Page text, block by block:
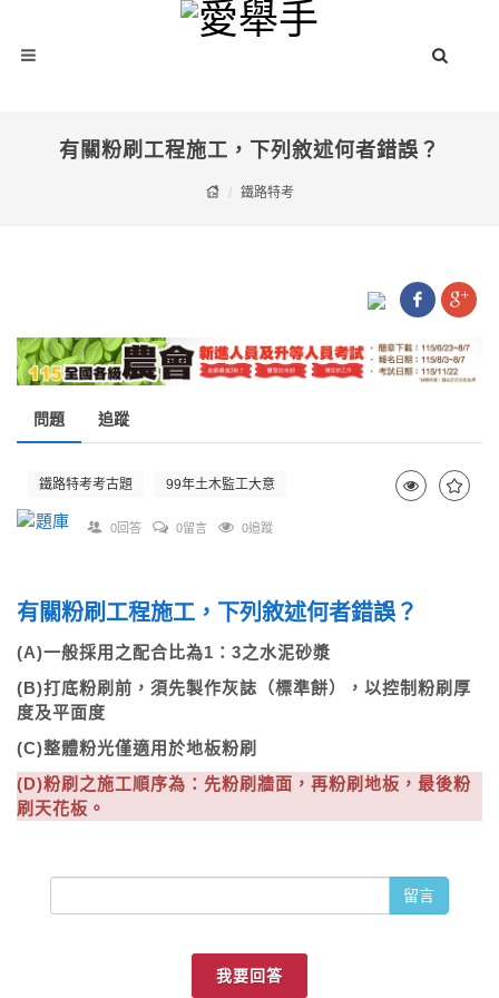
有關粉刷工程施工，下列敘述何者錯誤？
鐵路特考
問題 追蹤
鐵路特考考古題 99年土木監工大意
0回答 0留言 0追蹤
有關粉刷工程施工，下列敘述何者錯誤？
(A)一般採用之配合比為1：3之水泥砂漿
(B)打底粉刷前，須先製作灰誌（標準餅），以控制粉刷厚
度及平面度
(C)整體粉光僅適用於地板粉刷
(D)粉刷之施工順序為：先粉刷牆面，再粉刷地板，最後粉
刷天花板。
留言
我要回答